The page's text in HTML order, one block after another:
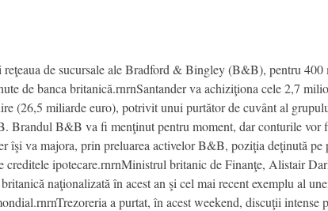
de sucursale ale Bradford & Bingley (B&B), pentru 400
de banca britanică.rnrnSantander va achiziţiona cele 2,7
(26,5 miliarde euro), potrivit unui purtător de cuvânt al
Brandul B&B va fi menţinut pentru moment, dar conturile vor
îşi va majora, prin preluarea activelor B&B, poziţia deţinută pe
ipotecare.rnrnMinistrul britanic de Finanţe, Alistair
naţionalizată în acest an şi cel mai recent exemplu al
a purtat, în acest weekend, discuţii intense